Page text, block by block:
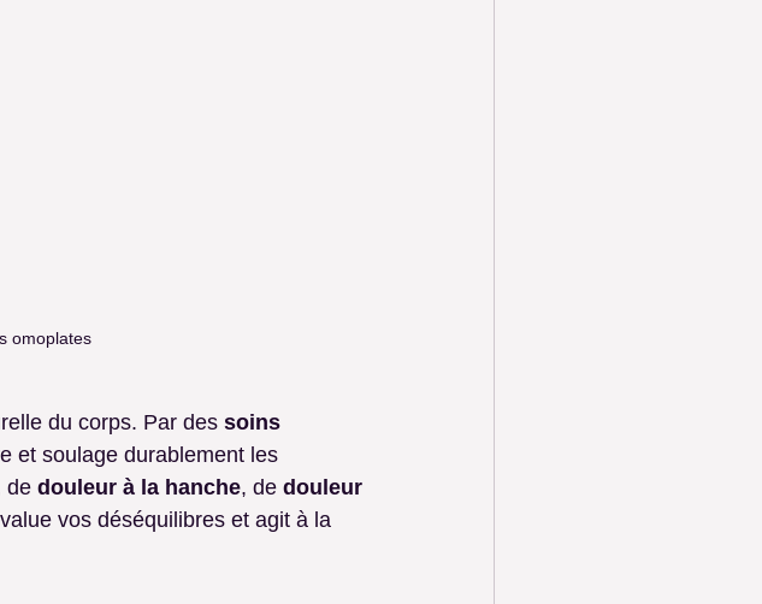
omoplates
du corps. Par des soins
et soulage durablement les
de douleur à la hanche, de douleur
vos déséquilibres et agit à la